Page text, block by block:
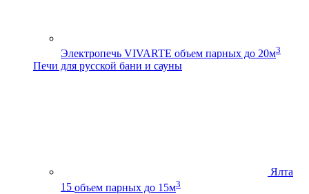
Электропечь VIVARTE объем парных до 20м3
Печи для русской бани и сауны
Ялта
15 объем парных до 15м3